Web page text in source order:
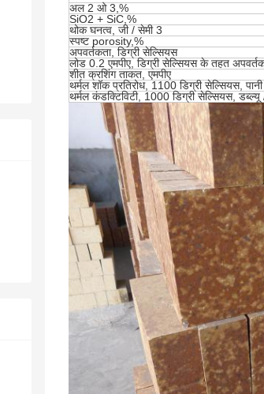
अल 2 ओ 3,%
SiO2 + SiC,%
थोक घनत्व, जी / सेमी 3
स्पष्ट porosity,%
अपवर्तकता, डिग्री सेल्सियस
लोड 0.2 एमपीए, डिग्री सेल्सियस के तहत
शीत क्रशिंग ताकत, एमपीए
थर्मल शॉक प्रतिरोध, 1100 डिग्री सेल्सियस,
थर्मल कंडक्टिविटी, 1000 डिग्री सेल्सियस,